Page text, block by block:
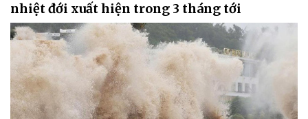
nhiệt đới xuất hiện trong 3 tháng tới